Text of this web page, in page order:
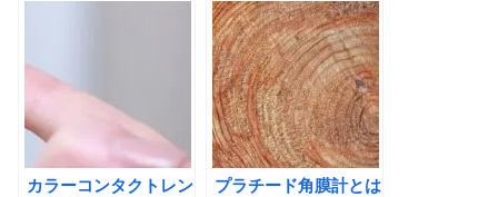
カラーコンタクトレン
プラチード角膜計とは